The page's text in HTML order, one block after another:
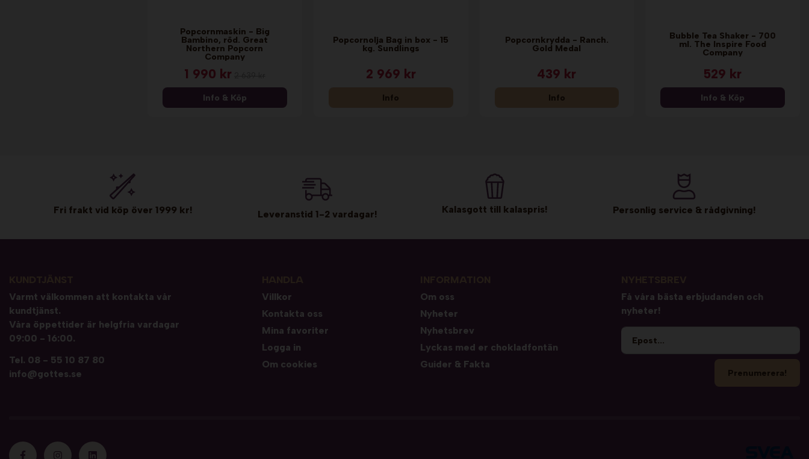
Popcornmaskin - Big
Bambino, röd. Great
Northern Popcorn
Company
1 990 kr
Info & Köp
Popcornolja Bag in box - 15
kg. Sundlings
2 969 kr
Info
Popcornkrydda - Ranch.
Gold Medal
439 kr
Info
Bubble Tea Shaker - 700
ml. The Inspire Food
Company
529 kr
Info & Köp
Fri frakt vid köp över 1999 kr! Leveranstid 1-2 vardagar! Kalasgott till kalaspris! Personlig service & rådgivning!
Varmt välkommen att kontakta vår
kundtjänst.
Våra öppettider är helgfria vardagar
09:00 - 16:00.
Tel. 08 - 55 10 87 80
info@gottes.se
Villkor
Kontakta oss
Mina favoriter
Logga in
Om cookies
Om oss
Nyheter
Nyhetsbrev
Lyckas med er chokladfontän
Guider & Fakta
Få våra bästa erbjudanden och
nyheter!
Prenumerera!